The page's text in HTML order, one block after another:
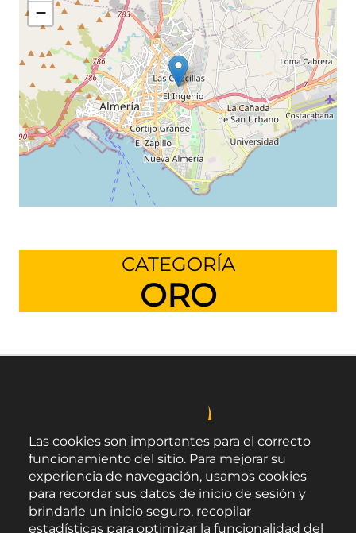
−
CATEGORÍA
ORO
Las cookies son importantes para el correcto
funcionamiento del sitio. Para mejorar su
experiencia de navegación, usamos cookies
para recordar sus datos de inicio de sesión y
brindarle un inicio seguro, recopilar
estadísticas para optimizar la funcionalidad del